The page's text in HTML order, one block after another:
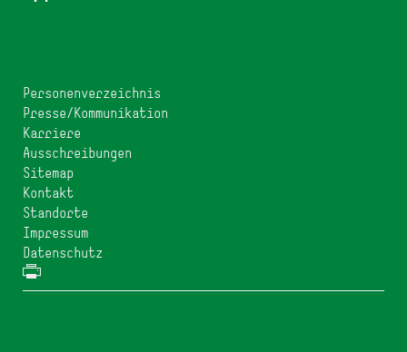
Personenverzeichnis
Presse/Kommunikation
Karriere
Ausschreibungen
Sitemap
Kontakt
Standorte
Impressum
Datenschutz